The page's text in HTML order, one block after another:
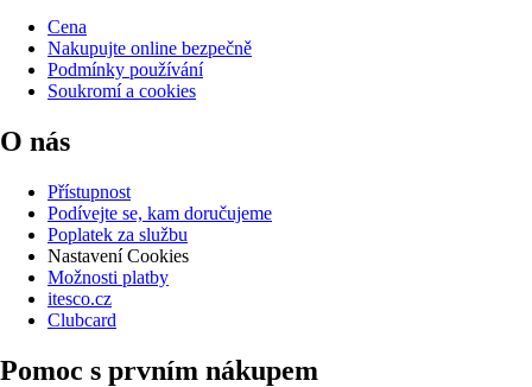
Cena
Nakupujte online bezpečně
Podmínky používání
Soukromí a cookies
O nás
Přístupnost
Podívejte se, kam doručujeme
Poplatek za službu
Nastavení Cookies
Možnosti platby
itesco.cz
Clubcard
Pomoc s prvním nákupem